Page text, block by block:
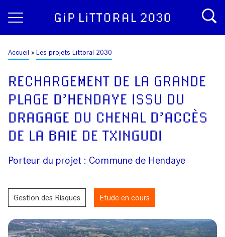
Fil
Accueil Les projets Littoral 2030
RECHARGEMENT DE LA GRANDE
PLAGE D’HENDAYE ISSU DU
DRAGAGE DU CHENAL D’ACCÈS
DE LA BAIE DE TXINGUDI
Porteur du projet : Commune de Hendaye
Gestion des Risques Etude en cours